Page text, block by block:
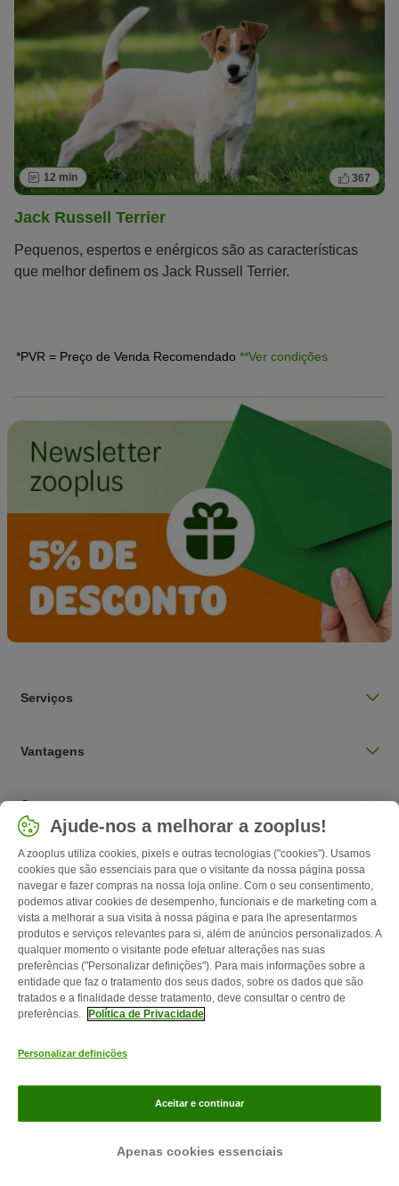
12 min 367
Jack Russell Terrier
Pequenos, espertos e enérgicos são as características
que melhor definem os Jack Russell Terrier.
*PVR = Preço de Venda Recomendado **Ver condições
Serviços
Vantagens
Compras
Portugal / PT
Follow zooplus
Formulário de retratação Métodos de pagamento
zooplus Magazine publicada por zooplus SE © zooplus SE 2026
Ajude-nos a melhorar a zooplus!
A zooplus utiliza cookies, pixels e outras tecnologias ("cookies"). Usamos
cookies que são essenciais para que o visitante da nossa página possa
navegar e fazer compras na nossa loja online. Com o seu consentimento,
podemos ativar cookies de desempenho, funcionais e de marketing com a
vista a melhorar a sua visita à nossa página e para lhe apresentarmos
produtos e serviços relevantes para si, além de anúncios personalizados. A
qualquer momento o visitante pode efetuar alterações nas suas
preferências ("Personalizar definições"). Para mais informações sobre a
entidade que faz o tratamento dos seus dados, sobre os dados que são
tratados e a finalidade desse tratamento, deve consultar o centro de
preferências.
Política de Privacidade
Personalizar definições
Apenas cookies essenciais
Aceitar e continuar